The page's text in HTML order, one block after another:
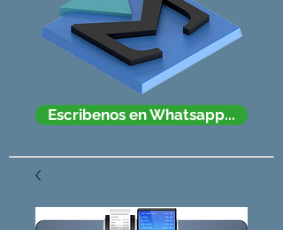
Escribenos en Whatsapp...